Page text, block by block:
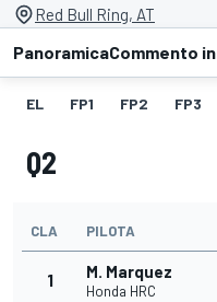
Red Bull Ring, AT
PanoramicaCommento
EL FP1 FP2 FP3
Q2
CLA PILOTA
1 M. Marquez
Honda HRC